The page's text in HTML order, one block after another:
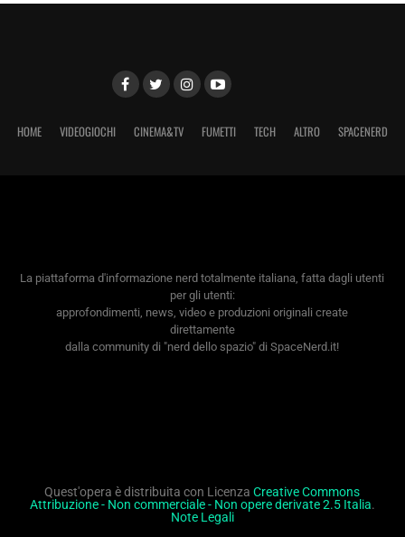
HOME VIDEOGIOCHI CINEMA&TV FUMETTI TECH ALTRO SPACENERD
La piattaforma d'informazione nerd totalmente italiana, fatta dagli utenti
per gli utenti:
approfondimenti, news, video e produzioni originali create
direttamente
dalla community di "nerd dello spazio" di SpaceNerd.it!
Quest'opera è distribuita con LicenzaCreative Commons
Attribuzione - Non commerciale - Non opere derivate 2.5 Italia.
Note Legali